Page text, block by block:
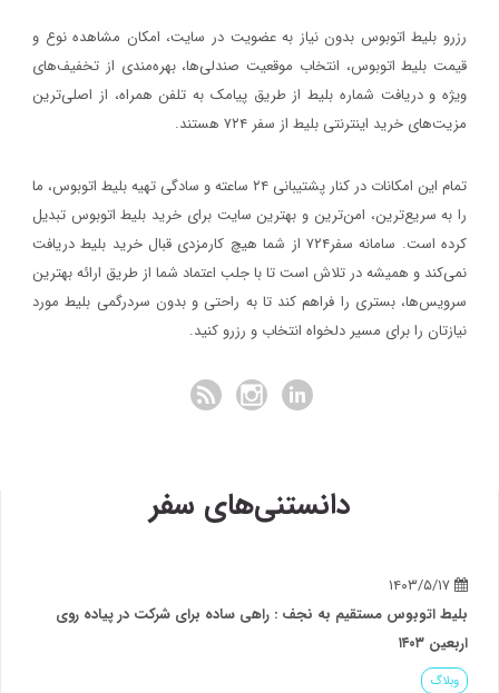
رزرو بلیط اتوبوس بدون نیاز به عضویت در سایت، امکان مشاهده نوع و
قیمت بلیط اتوبوس، انتخاب موقعیت صندلی‌ها، بهره‌مندی از تخفیف‌های
ویژه و دریافت شماره‌ بلیط از طریق پیامک به تلفن همراه، از اصلی‌ترین
مزیت‌های خرید اینترنتی بلیط از سفر ۷۲۴ هستند.
تمام این امکانات در کنار پشتیبانی‌ ۲۴ ساعته و سادگی تهیه بلیط اتوبوس، ما
را به سریع‌ترین، امن‌ترین و بهترین سایت برای خرید بلیط اتوبوس تبدیل
کرده است. سامانه سفر۷۲۴ از شما هیچ کارمزدی قبال خرید بلیط دریافت
نمی‌کند و همیشه در تلاش است تا با جلب اعتماد شما از طریق ارائه بهترین
سرویس‌ها، بستری را فراهم کند تا به راحتی و بدون سردرگمی بلیط مورد
نیازتان را برای مسیر دلخواه انتخاب و رزرو کنید.
دانستنی‌های سفر
بلیط اتوبوس مستقیم به نجف : راهی ساده برای شرکت در پیاده روی
اربعین ۱۴۰۳
وبلاگ